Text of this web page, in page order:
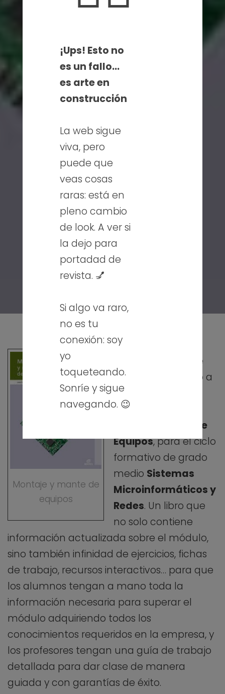
Montaje y mante de
equipos
¡Por fin después de
tanto trabajo, salió a
la luz nuestro libro
Montaje y
Mantenimiento de
Equipos, para el ciclo
formativo de grado
medio Sistemas
Microinformáticos y
Redes. Un libro que
no solo contiene
información actualizada sobre el módulo,
sino también infinidad de ejercicios, fichas
de trabajo, recursos interactivos… para que
los alumnos tengan a mano toda la
información necesaria para superar el
módulo adquiriendo todos los
conocimientos requeridos en la empresa, y
los profesores tengan una guía de trabajo
detallada para dar clase de manera
guiada y con garantías de éxito.
¡Ups! Esto no
es un fallo…
es arte en
construcción
La web sigue
viva, pero
puede que
veas cosas
raras: está en
pleno cambio
de look. A ver si
la dejo para
portadad de
revista. 💅
Si algo va raro,
no es tu
conexión: soy
yo
toqueteando.
Sonríe y sigue
navegando. 😉